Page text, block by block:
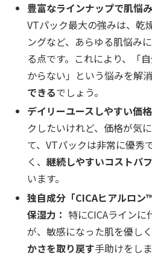
豊富なラインナップで肌悩
VTパック最大の強みは、乾
ングなど、あらゆる肌悩み
る点です。これにより、「
からない」という悩みを解
できるでしょう。
デイリーユースしやすい価
クしたいけれど、価格が気
て、VTパックは非常に優秀
く、継続しやすいコストパ
います。
独自成分「CICAヒアルロン
保湿力： 特にCICAライン
が、敏感になった肌を優し
かさを取り戻す手助けをしま